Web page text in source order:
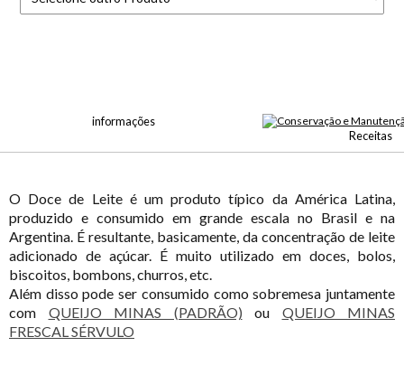
informações
Receitas
O Doce de Leite é um produto típico da América Latina,
produzido e consumido em grande escala no Brasil e na
Argentina. É resultante, basicamente, da concentração de leite
adicionado de açúcar. É muito utilizado em doces, bolos,
biscoitos, bombons, churros, etc.
Além disso pode ser consumido como sobremesa juntamente
com QUEIJO MINAS (PADRÃO) ou QUEIJO MINAS
FRESCAL SÉRVULO